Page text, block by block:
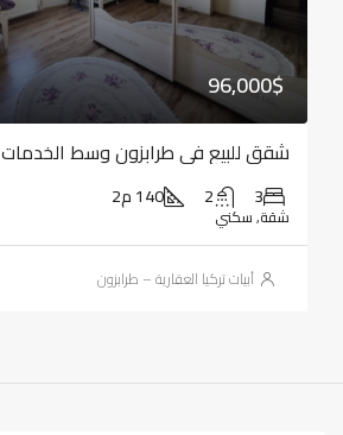
96,000$
شقق للبيع في طرابزون وسط الخدمات
3
2 140 م2
شقة, سكني
أبيات تركيا العقارية – طرابزون